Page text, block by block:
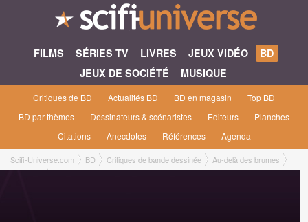
FILMS SÉRIES TV LIVRES JEUX VIDÉO
BD
JEUX DE SOCIÉTÉ
MUSIQUE
Critiques de BD Actualités BD BD en magasin
Top BD
BD par thèmes
Dessinateurs & scénaristes Editeurs
Planches
Citations
Anecdotes Références Agenda
Scifi-Universe.com BD Critiques de bande dessinée
Au-delà des brumes
Nicolas L.